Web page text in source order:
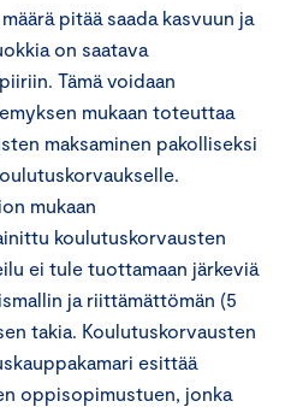
pitää saada kasvuun ja
on saatava
Tämä voidaan
mukaan toteuttaa
maksaminen pakolliseksi
mukaan
koulutuskorvausten
ei tule tuottamaan järkeviä
ja riittämättömän (5
takia. Koulutuskorvausten
esittää
oppisopimustuen, jonka